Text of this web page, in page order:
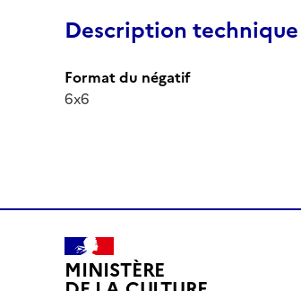
Description
Format du négatif
6x6
MINISTÈRE